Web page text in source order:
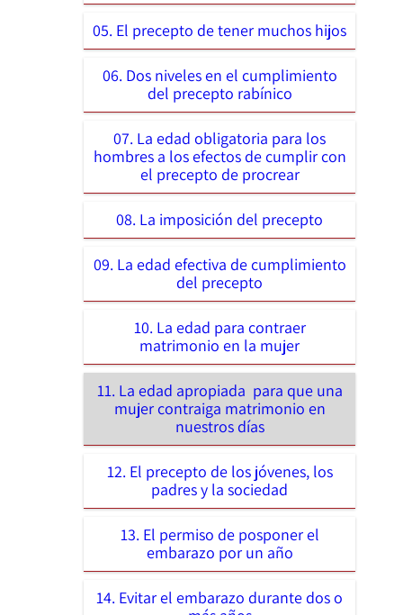
05. El precepto de tener muchos hijos
06. Dos niveles en el cumplimiento
del precepto rabínico
07. La edad obligatoria para los
hombres a los efectos de cumplir con
el precepto de procrear
08. La imposición del precepto
09. La edad efectiva de cumplimiento
del precepto
10. La edad para contraer
matrimonio en la mujer
11. La edad apropiada para que una
mujer contraiga matrimonio en
nuestros días
12. El precepto de los jóvenes, los
padres y la sociedad
13. El permiso de posponer el
embarazo por un año
14. Evitar el embarazo durante dos o